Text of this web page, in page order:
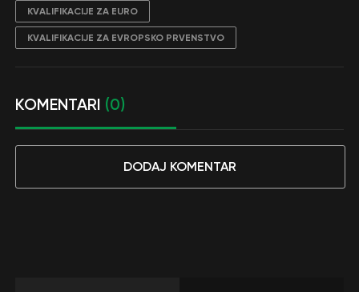
KVALIFIKACIJE ZA EURO
KVALIFIKACIJE ZA EVROPSKO PRVENSTVO
KOMENTARI (0)
DODAJ KOMENTAR